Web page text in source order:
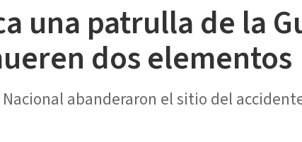
una patrulla de la
dos elementos
abanderaron el sitio del